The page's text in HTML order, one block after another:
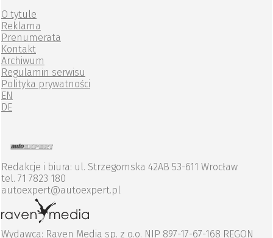
O tytule
Reklama
Prenumerata
Kontakt
Archiwum
Regulamin serwisu
Polityka prywatności
EN
DE
Redakcje i biura: ul. Strzegomska 42AB 53-611 Wrocław
tel. 71 7823 180
autoexpert@autoexpert.pl
Wydawca: Raven Media sp. z o.o. NIP 897-17-67-168 REGON